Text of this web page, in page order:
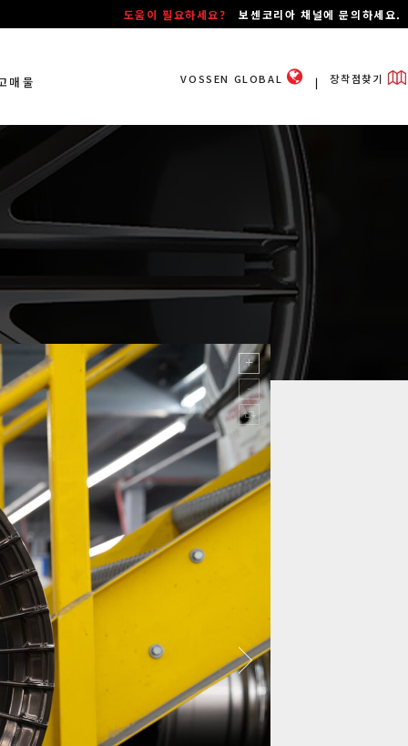
도움이 필요하세요?보센코리아 채널에 문의하세요.
매물 VOSSEN GLOBAL ㅣ장착점찾기